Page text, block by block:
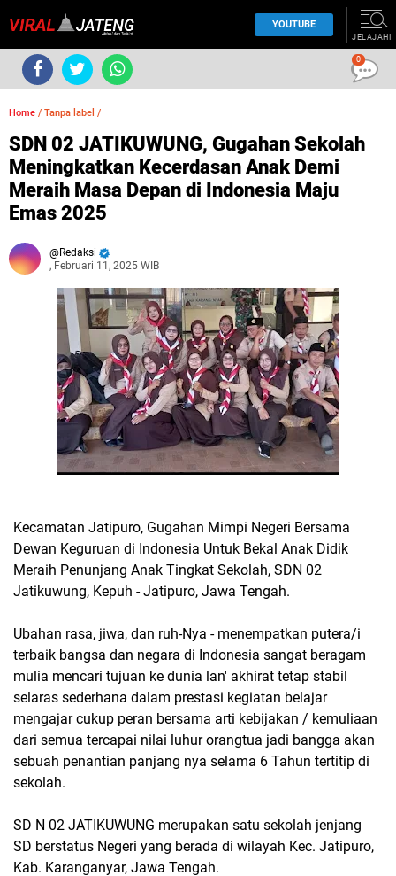
YOUTUBE
JELAJAHI
Home / Tanpa label /
SDN 02 JATIKUWUNG, Gugahan Sekolah
Meningkatkan Kecerdasan Anak Demi
Meraih Masa Depan di Indonesia Maju
Emas 2025
Redaksi
, Februari 11, 2025 WIB
Kecamatan Jatipuro, Gugahan Mimpi Negeri Bersama
Dewan Keguruan di Indonesia Untuk Bekal Anak Didik
Meraih Penunjang Anak Tingkat Sekolah, SDN 02
Jatikuwung, Kepuh - Jatipuro, Jawa Tengah.
Ubahan rasa, jiwa, dan ruh-Nya - menempatkan putera/i
terbaik bangsa dan negara di Indonesia sangat beragam
mulia mencari tujuan ke dunia lan' akhirat tetap stabil
selaras sederhana dalam prestasi kegiatan belajar
mengajar cukup peran bersama arti kebijakan / kemuliaan
dari semua tercapai nilai luhur orangtua jadi bangga akan
sebuah penantian panjang nya selama 6 Tahun tertitip di
sekolah.
SD N 02 JATIKUWUNG merupakan satu sekolah jenjang
SD berstatus Negeri yang berada di wilayah Kec. Jatipuro,
Kab. Karanganyar, Jawa Tengah.
0